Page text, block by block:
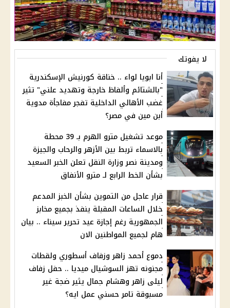
لا يفوتك
أنا ابويا لواء .. خناقة كورنيش الإسكندرية
"بالشتائم وألفاظ خارجة وتهديد علني" تثير
غضب الأهالي الداخلية تفجر مفاجأة مدوية
أبن مين في مصر؟
موعد تشغيل مترو الهرم بـ 39 محطة
بالاسماء تربط بين الأزهر والرحاب والجيزة
ومدينة نصر وزارة النقل تعلن الخبر السعيد
بشأن الخط الرابع لـ مترو الأنفاق
قرار عاجل من التموين بشأن الخبز المدعم
خلال الساعات المقبلة ينفذ بجميع مخابز
الجمهورية رغم إجازة عيد تحرير سيناء .. بيان
هام لجميع المواطنين الان
دموع أحمد زاهر وزفاف أسطوري ولقطات
مجنونه تهز السوشيال ميديا .. حفل زفاف
ليلى زاهر وهشام جمال يثير ضجة غير
مسبوقة تامر حسني عمل ايه؟